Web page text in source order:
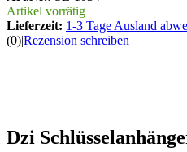
Artikel vorrätig
Lieferzeit: 1-3 Tage Ausland
(0)|Rezension schreiben
Dzi